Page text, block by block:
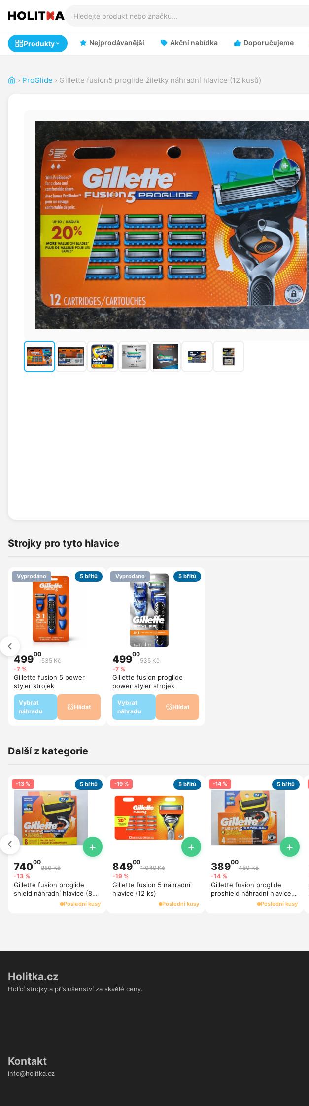
Produkty Nejprodávanější Akční nabídka Doporučujeme
› ProGlide › Gillette fusion5 proglide žiletky náhradní hlavice (12 kusů)
Strojky pro tyto hlavice
Vyprodáno 5 břitů
49900
535 Kč
-7 %
Gillette fusion 5 power
styler strojek
Vybrat
náhradu
Hlídat
Vyprodáno 5 břitů
49900
535 Kč
-7 %
Gillette fusion proglide
power styler strojek
Vybrat
náhradu
Hlídat
Další z kategorie
-13 % 5 břitů
+
74000
850 Kč
-13 %
Gillette fusion proglide
shield náhradní hlavice (8
Poslední kusy
-19 % 5 břitů
+
84900
1 049 Kč
-19 %
Gillette fusion 5 náhradní
hlavice (12 ks)
Poslední kusy
-14 % 5 břitů
+
38900
450 Kč
-14 %
Gillette fusion proglide
proshield náhradní hlavice
Poslední kusy
Holitka.cz
Holící strojky a příslušenství za skvělé ceny.
Kontakt
info@holitka.cz